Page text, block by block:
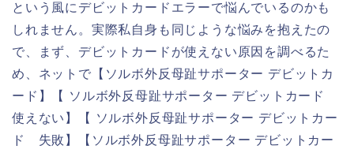
という風にデビットカードエラーで悩んでいるのかも
しれません。実際私自身も同じような悩みを抱えたの
で、まず、デビットカードが使えない原因を調べるた
め、ネットで【ソルボ外反母趾サポーター デビットカ
ード】【 ソルボ外反母趾サポーター デビットカード
使えない】【 ソルボ外反母趾サポーター デビットカー
ド 失敗】【ソルボ外反母趾サポーター デビットカー